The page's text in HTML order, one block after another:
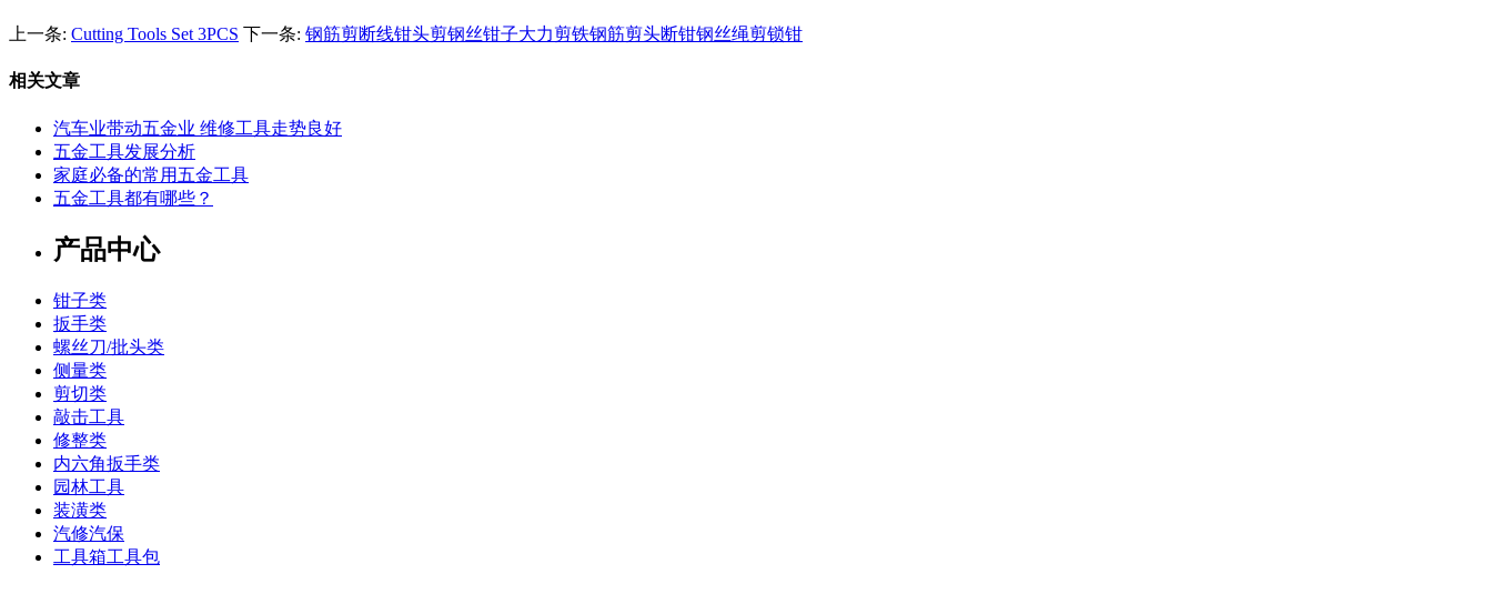
上一条: Cutting Tools Set 3PCS 下一条: 钢筋剪断线钳头剪钢丝钳子大力剪铁钢筋剪头断钳钢丝绳剪锁钳
相关文章
汽车业带动五金业 维修工具走势良好
五金工具发展分析
家庭必备的常用五金工具
五金工具都有哪些？
产品中心
钳子类
扳手类
螺丝刀/批头类
侧量类
剪切类
敲击工具
修整类
内六角扳手类
园林工具
装潢类
汽修汽保
工具箱工具包